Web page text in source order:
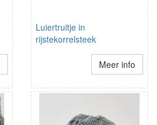
Luiertruitje in
rijstekorrelsteek
Meer info